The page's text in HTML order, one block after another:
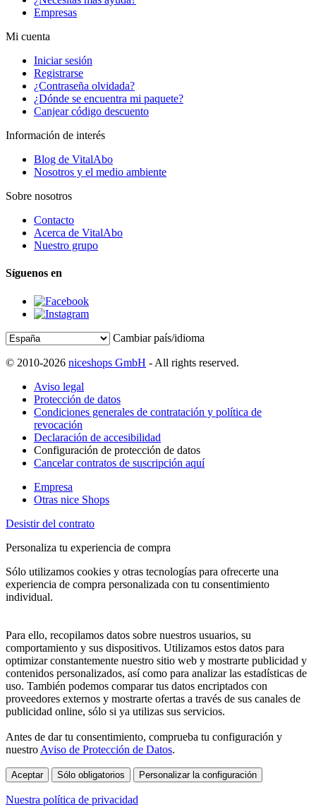
Empresas
Mi cuenta
Iniciar sesión
Registrarse
¿Contraseña olvidada?
¿Dónde se encuentra mi paquete?
Canjear código descuento
Información de interés
Blog de VitalAbo
Nosotros y el medio ambiente
Sobre nosotros
Contacto
Acerca de VitalAbo
Nuestro grupo
Síguenos en
Cambiar país/idioma
© 2010-2026 niceshops GmbH - All rights reserved.
Aviso legal
Protección de datos
Condiciones generales de contratación y política de
revocación
Declaración de accesibilidad
Configuración de protección de datos
Cancelar contratos de suscripción aquí
Empresa
Otras nice Shops
Desistir del contrato
Personaliza tu experiencia de compra
Sólo utilizamos cookies y otras tecnologías para ofrecerte una
experiencia de compra personalizada con tu consentimiento
individual.
Para ello, recopilamos datos sobre nuestros usuarios, su
comportamiento y sus dispositivos. Utilizamos estos datos para
optimizar constantemente nuestro sitio web y mostrarte publicidad y
contenidos personalizados, así como para analizar las estadísticas de
uso. También podemos comparar tus datos encriptados con
proveedores externos y mostrarte ofertas a través de sus canales de
publicidad online, sólo si ya utilizas sus servicios.
Antes de dar tu consentimiento, comprueba tu configuración y
nuestro Aviso de Protección de Datos.
Aceptar Sólo obligatorios Personalizar la configuración
Nuestra política de privacidad